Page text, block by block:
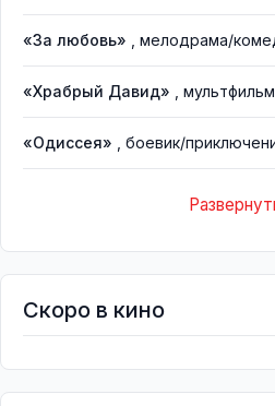
«За любовь» , мелодрама/
«Храбрый Давид» , мультфильм
«Одиссея» , боевик/
Скоро в кино